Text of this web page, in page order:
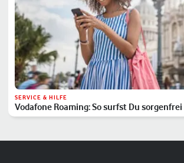
SERVICE & HILFE
Vodafone Roaming: So surfst Du